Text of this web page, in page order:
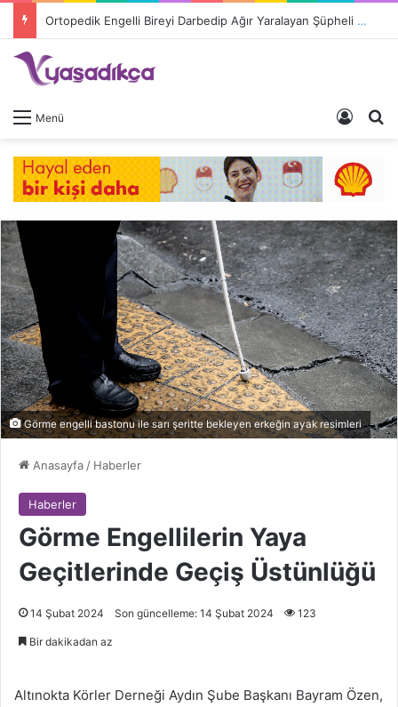
Ortopedik Engelli Bireyi Darbedip Ağır Yaralayan Şüpheli Tutuklandı
Menü Giriş
Görme engelli bastonu ile sarı şeritte bekleyen erkeğin ayak resimleri
Anasayfa / Haberler
Haberler
Görme Engellilerin Yaya
Geçitlerinde Geçiş Üstünlüğü
14 Şubat 2024 Son güncelleme: 14 Şubat 2024 123
Bir dakikadan az
Altınokta Körler Derneği Aydın Şube Başkanı Bayram Özen,